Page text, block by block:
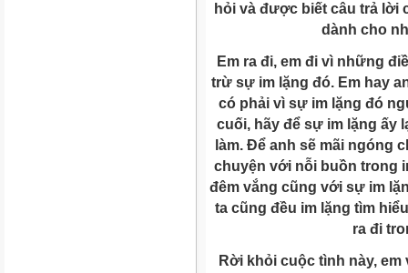
hỏi và được biết câu trả lời
dành cho
Em ra đi, em đi vì những
trừ sự im lặng đó. Em hay
có phải vì sự im lặng đó
cuối, hãy để sự im lặng ấy
làm. Để anh sẽ mãi ngóng
chuyện với nỗi buồn trong
đêm vắng cũng với sự im
ta cũng đều im lặng tìm
ra đi
Rời khỏi cuộc tình này,